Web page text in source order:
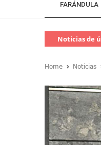
FARÁNDULA
Noticias de
Home Noticias